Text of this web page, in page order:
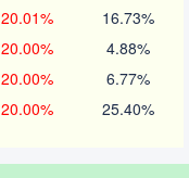
20.01% 16.73%
20.00% 4.88%
20.00% 6.77%
20.00% 25.40%